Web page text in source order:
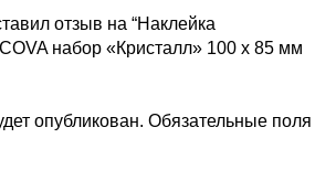
отзыв на “Наклейка
набор «Кристалл» 100 х 85 мм
опубликован. Обязательные поля